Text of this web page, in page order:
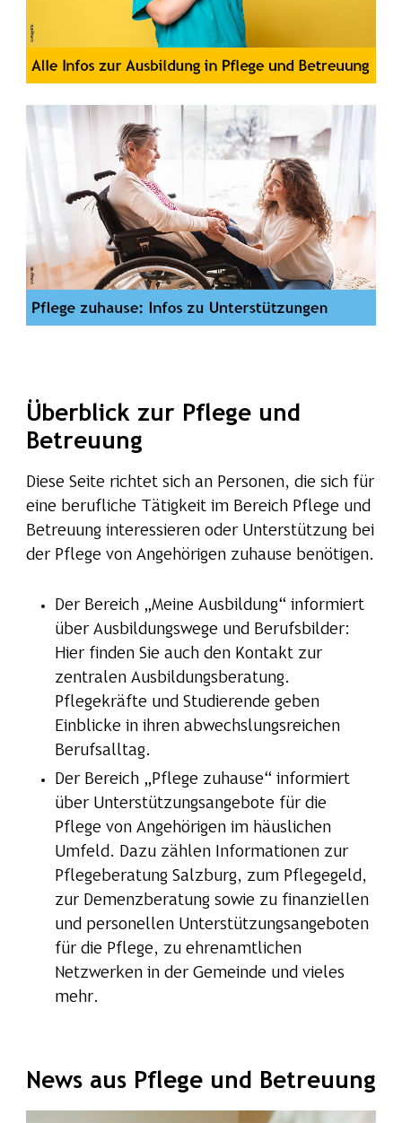
Überblick zur Pflege und
Betreuung
Diese Seite richtet sich an Personen, die sich für
eine berufliche Tätigkeit im Bereich Pflege und
Betreuung interessieren oder Unterstützung bei
der Pflege von Angehörigen zuhause benötigen.
Der Bereich „Meine Ausbildung“ informiert
über Ausbildungswege und Berufsbilder:
Hier finden Sie auch den Kontakt zur
zentralen Ausbildungsberatung.
Pflegekräfte und Studierende geben
Einblicke in ihren abwechslungsreichen
Berufsalltag.
Der Bereich „Pflege zuhause“ informiert
über Unterstützungsangebote für die
Pflege von Angehörigen im häuslichen
Umfeld. Dazu zählen Informationen zur
Pflegeberatung Salzburg, zum Pflegegeld,
zur Demenzberatung sowie zu finanziellen
und personellen Unterstützungsangeboten
für die Pflege, zu ehrenamtlichen
Netzwerken in der Gemeinde und vieles
mehr.
News aus Pflege und Betreuung